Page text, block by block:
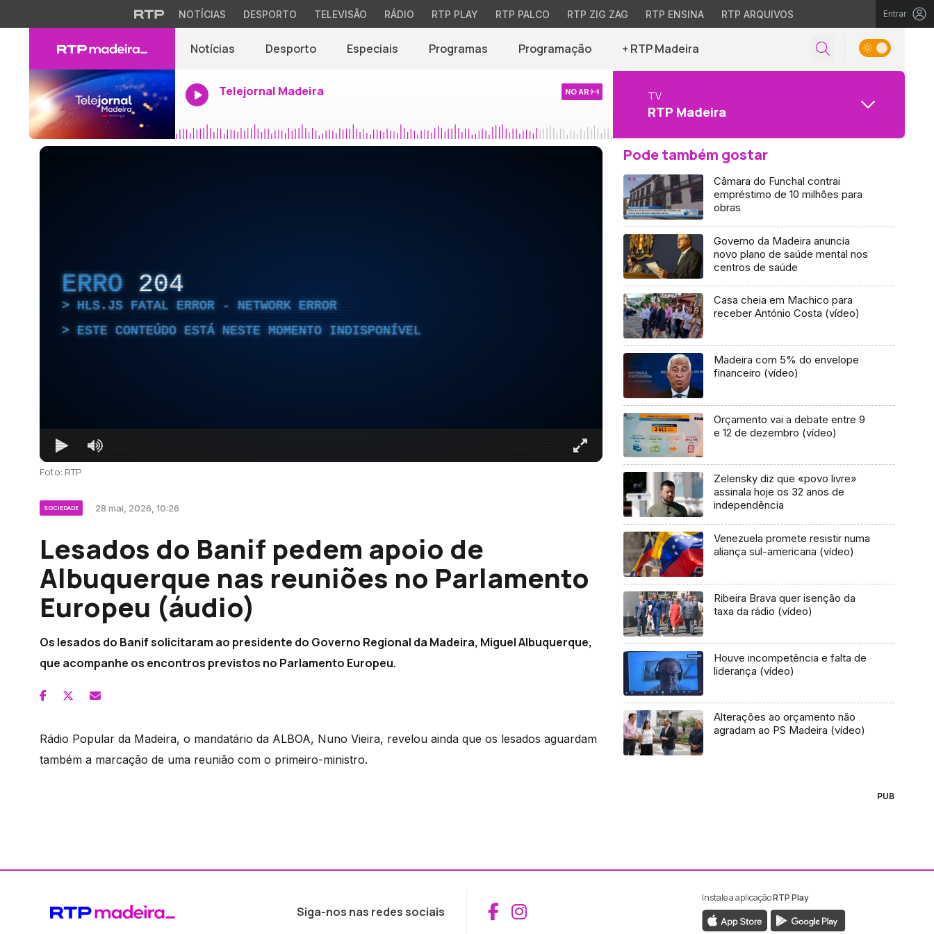
NOTÍCIAS DESPORTO TELEVISÃO RÁDIO RTP PLAY RTP PALCO RTP ZIG ZAG RTP ENSINA RTP ARQUIVOS Entrar
Notícias Desporto Especiais Programas Programação + RTP Madeira
Telejornal Madeira NO AR TV
RTP Madeira
ERRO 204
HLS.JS FATAL ERROR - NETWORK ERROR
ESTE CONTEÚDO ESTÁ NESTE MOMENTO INDISPONÍVEL
Foto: RTP
SOCIEDADE 28 mai, 2026, 10:26
Lesados do Banif pedem apoio de
Albuquerque nas reuniões no Parlamento
Europeu (áudio)
Os lesados do Banif solicitaram ao presidente do Governo Regional da Madeira, Miguel Albuquerque,
que acompanhe os encontros previstos no Parlamento Europeu.
Rádio Popular da Madeira, o mandatário da ALBOA, Nuno Vieira, revelou ainda que os lesados aguardam
também a marcação de uma reunião com o primeiro-ministro.
Pode também gostar
Câmara do Funchal contrai
empréstimo de 10 milhões para
obras
Governo da Madeira anuncia
novo plano de saúde mental nos
centros de saúde
Casa cheia em Machico para
receber António Costa (vídeo)
Madeira com 5% do envelope
financeiro (vídeo)
Orçamento vai a debate entre 9
e 12 de dezembro (vídeo)
Zelensky diz que «povo livre»
assinala hoje os 32 anos de
independência
Venezuela promete resistir numa
aliança sul-americana (vídeo)
Ribeira Brava quer isenção da
taxa da rádio (vídeo)
Houve incompetência e falta de
liderança (vídeo)
Alterações ao orçamento não
agradam ao PS Madeira (vídeo)
PUB
Siga-nos nas redes sociais Aceder ao Facebook da RTP Madeira
Aceder ao Instagram da RTP Madeira
Instale a aplicaçãoRTP Play